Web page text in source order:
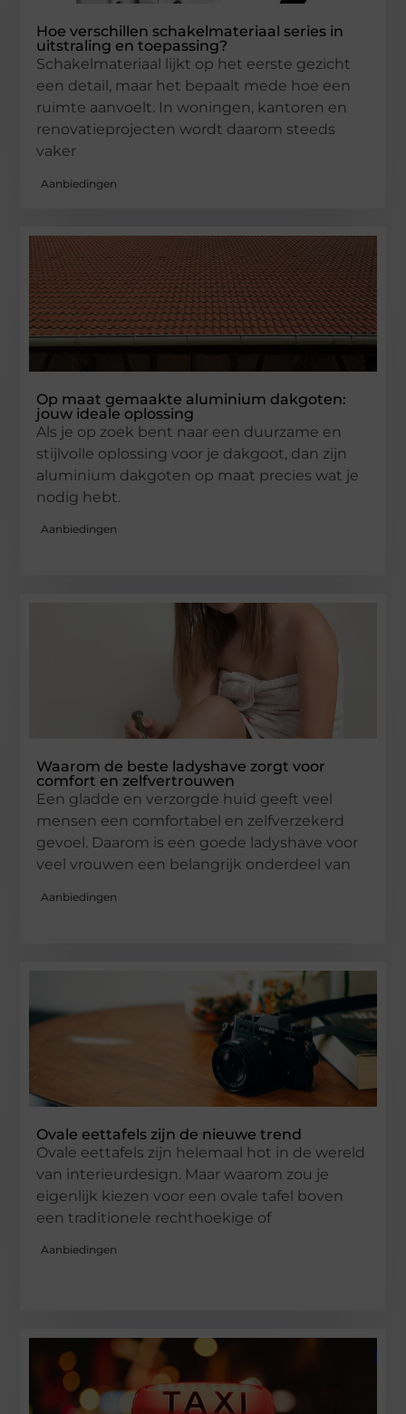
Hoe verschillen schakelmateriaal series in
uitstraling en toepassing?
Schakelmateriaal lijkt op het eerste gezicht
een detail, maar het bepaalt mede hoe een
ruimte aanvoelt. In woningen, kantoren en
renovatieprojecten wordt daarom steeds
vaker
Aanbiedingen
Op maat gemaakte aluminium dakgoten:
jouw ideale oplossing
Als je op zoek bent naar een duurzame en
stijlvolle oplossing voor je dakgoot, dan zijn
aluminium dakgoten op maat precies wat je
nodig hebt.
Aanbiedingen
Waarom de beste ladyshave zorgt voor
comfort en zelfvertrouwen
Een gladde en verzorgde huid geeft veel
mensen een comfortabel en zelfverzekerd
gevoel. Daarom is een goede ladyshave voor
veel vrouwen een belangrijk onderdeel van
Aanbiedingen
Ovale eettafels zijn de nieuwe trend
Ovale eettafels zijn helemaal hot in de wereld
van interieurdesign. Maar waarom zou je
eigenlijk kiezen voor een ovale tafel boven
een traditionele rechthoekige of
Aanbiedingen